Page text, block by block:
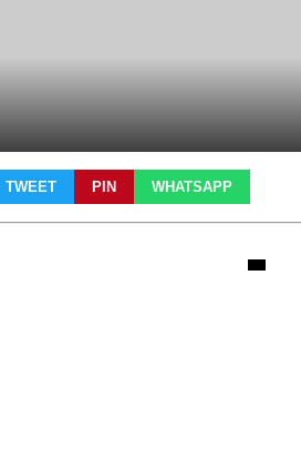
TWEET PIN WHATSAPP